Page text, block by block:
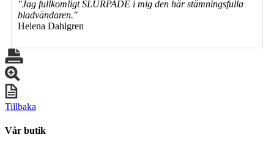
"Jag fullkomligt SLURPADE i mig den här stämningsfulla
bladvändaren."
Helena Dahlgren
Tillbaka
Vår butik